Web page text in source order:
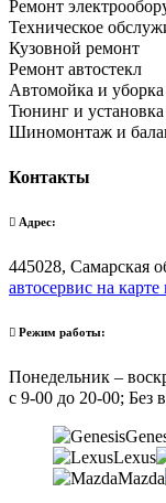
Ремонт
Техническое
Кузовной ремонт
Ремонт автостекл
Автомойка и уборка
Тюнинг и
Шиномонтаж и
Контакты
Адрес:
445028, Самарская
автосервис на карте
Режим работы:
Понедельник –
с 9-00 до 20-00; Без
Lexus
Mazda